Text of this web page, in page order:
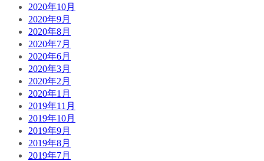
2020年10月
2020年9月
2020年8月
2020年7月
2020年6月
2020年3月
2020年2月
2020年1月
2019年11月
2019年10月
2019年9月
2019年8月
2019年7月